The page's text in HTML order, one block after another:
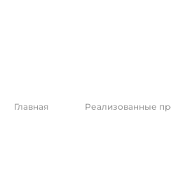
Главная Реализованные